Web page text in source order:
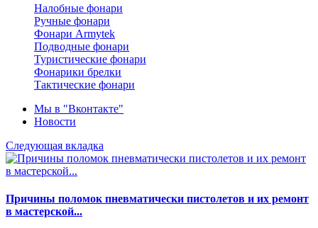
Налобные фонари
Ручные фонари
Фонари Armytek
Подводные фонари
Туристические фонари
Фонарики брелки
Тактические фонари
Мы в "Вконтакте"
Новости
Следующая вкладка
Причины поломок пневматически пистолетов и их ремонт
в мастерской...